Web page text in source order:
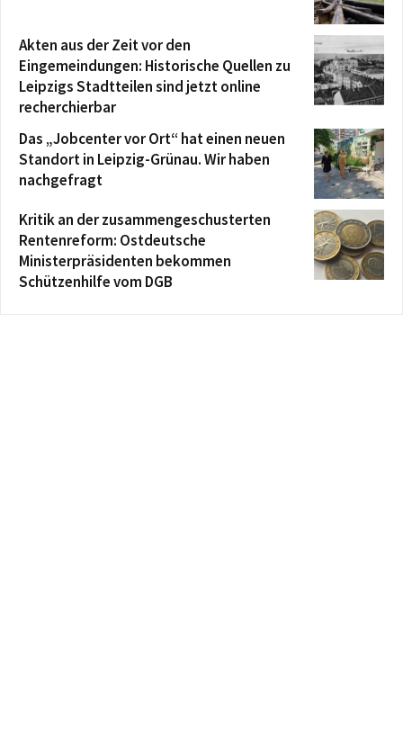
Akten aus der Zeit vor den
Eingemeindungen: Historische Quellen zu
Leipzigs Stadtteilen sind jetzt online
recherchierbar
Das „Jobcenter vor Ort“ hat einen neuen
Standort in Leipzig-Grünau. Wir haben
nachgefragt
Kritik an der zusammengeschusterten
Rentenreform: Ostdeutsche
Ministerpräsidenten bekommen
Schützenhilfe vom DGB